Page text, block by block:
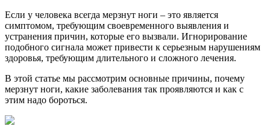
Если у человека всегда мерзнут ноги – это является
симптомом, требующим своевременного выявления и
устранения причин, которые его вызвали. Игнорирование
подобного сигнала может привести к серьезным нарушениям
здоровья, требующим длительного и сложного лечения.
В этой статье мы рассмотрим основные причины, почему
мерзнут ноги, какие заболевания так проявляются и как с
этим надо бороться.